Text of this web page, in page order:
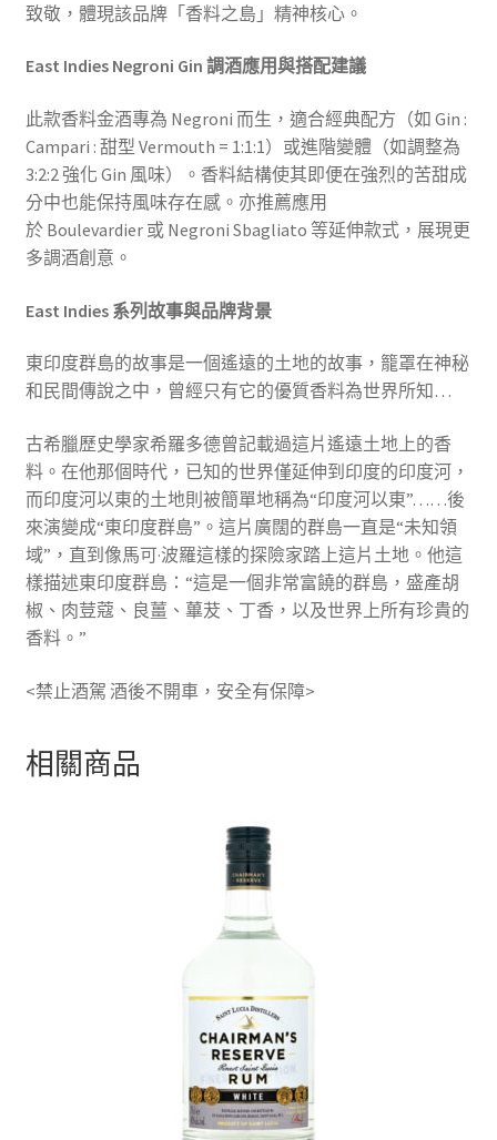
致敬，體現該品牌「香料之島」精神核心。
East Indies Negroni Gin 調酒應用與搭配建議
此款香料金酒專為 Negroni 而生，適合經典配方（如 Gin :
Campari : 甜型 Vermouth = 1:1:1）或進階變體（如調整為
3:2:2 強化 Gin 風味）。香料結構使其即便在強烈的苦甜成
分中也能保持風味存在感。亦推薦應用
於 Boulevardier 或 Negroni Sbagliato 等延伸款式，展現更
多調酒創意。
East Indies 系列故事與品牌背景
東印度群島的故事是一個遙遠的土地的故事，籠罩在神秘
和民間傳說之中，曾經只有它的優質香料為世界所知…
古希臘歷史學家希羅多德曾記載過這片遙遠土地上的香
料。在他那個時代，已知的世界僅延伸到印度的印度河，
而印度河以東的土地則被簡單地稱為“印度河以東”……後
來演變成“東印度群島”。這片廣闊的群島一直是“未知領
域”，直到像馬可·波羅這樣的探險家踏上這片土地。他這
樣描述東印度群島：“這是一個非常富饒的群島，盛產胡
椒、肉荳蔻、良薑、蓽茇、丁香，以及世界上所有珍貴的
香料。”
<禁止酒駕 酒後不開車，安全有保障>
相關商品